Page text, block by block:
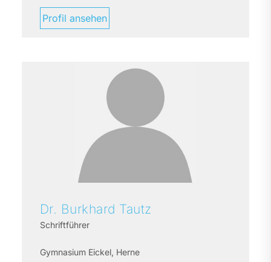
Profil ansehen
Dr. Burkhard Tautz
Schriftführer
Gymnasium Eickel, Herne